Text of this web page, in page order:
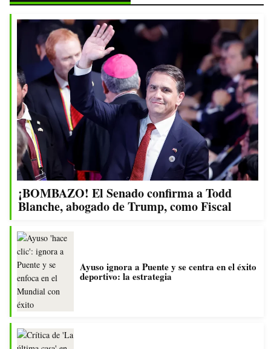
¡BOMBAZO! El Senado confirma a Todd
Blanche, abogado de Trump, como Fiscal
Ayuso ignora a Puente y se centra en el éxito
deportivo: la estrategia